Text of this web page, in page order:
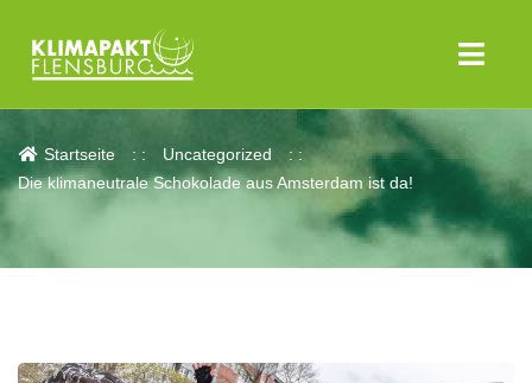
Aktuelles
Startseite
Uncategorized
Die klimaneutrale Schokolade aus Amsterdam ist da!